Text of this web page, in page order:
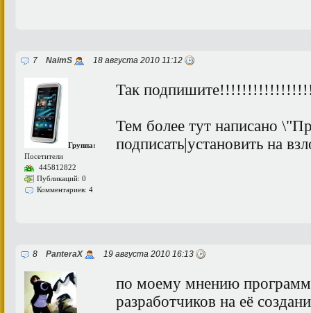
7 NaimS 18 августа 2010 11:12
Группа:
Посетители
445812822
Публикаций: 0
Комментариев: 4
Так
Тем более тут написано
подписать|установить на
8 PanteraX 19 августа 2010 16:13
по моему мнению
разработчиков на её